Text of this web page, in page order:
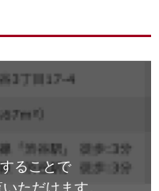
ることで
ただけます。